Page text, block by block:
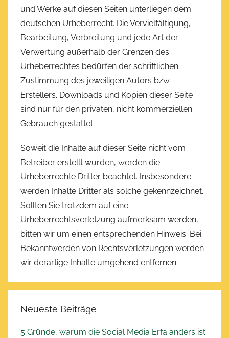
und Werke auf diesen Seiten unterliegen dem
deutschen Urheberrecht. Die Vervielfältigung,
Bearbeitung, Verbreitung und jede Art der
Verwertung außerhalb der Grenzen des
Urheberrechtes bedürfen der schriftlichen
Zustimmung des jeweiligen Autors bzw.
Erstellers. Downloads und Kopien dieser Seite
sind nur für den privaten, nicht kommerziellen
Gebrauch gestattet.
Soweit die Inhalte auf dieser Seite nicht vom
Betreiber erstellt wurden, werden die
Urheberrechte Dritter beachtet. Insbesondere
werden Inhalte Dritter als solche gekennzeichnet.
Sollten Sie trotzdem auf eine
Urheberrechtsverletzung aufmerksam werden,
bitten wir um einen entsprechenden Hinweis. Bei
Bekanntwerden von Rechtsverletzungen werden
wir derartige Inhalte umgehend entfernen.
Neueste Beiträge
5 Gründe, warum die Social Media Erfa anders ist